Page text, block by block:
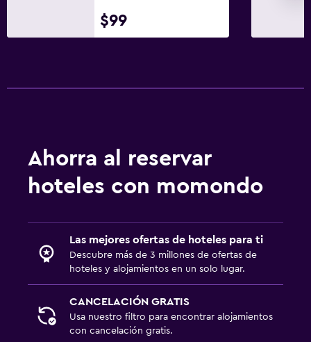
$99
Ahorra al reservar
hoteles con momondo
Las mejores ofertas de hoteles para ti
Descubre más de 3 millones de ofertas de
hoteles y alojamientos en un solo lugar.
CANCELACIÓN GRATIS
Usa nuestro filtro para encontrar alojamientos
con cancelación gratis.